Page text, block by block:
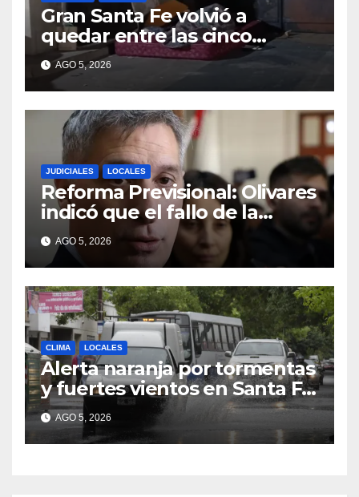
Gran Santa Fe volvió a
quedar entre las cinco
regiones con más pobreza
del país
AGO 5, 2026
JUDICIALES LOCALES
Reforma Previsional: Olivares
indicó que el fallo de la
Justicia tiene un impacto
ético y ratificó que la
Provincia apelará ante la
Corte Nacional
AGO 5, 2026
CLIMA LOCALES
Alerta naranja por tormentas
y fuertes vientos en Santa Fe:
anuncian ráfagas de hasta 90
km/h, granizo y un brusco
descenso de temperatura
AGO 5, 2026